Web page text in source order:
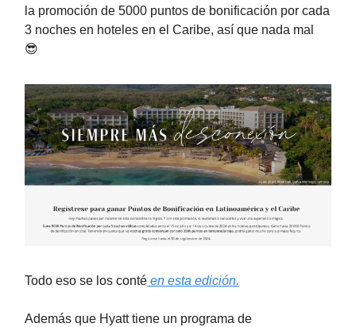
la promoción de 5000 puntos de bonificación por cada
3 noches en hoteles en el Caribe, así que nada mal
😎
Todo eso se los conté en esta edición.
Además que Hyatt tiene un programa de